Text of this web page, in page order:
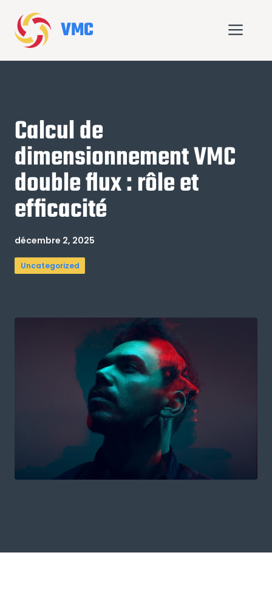
contenu
VMC
Calcul de
dimensionnement VMC
double flux : rôle et
efficacité
décembre 2, 2025
Uncategorized